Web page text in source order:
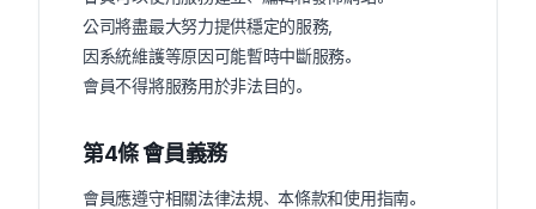
公司將盡最大努力提供穩定的服務，
因系統維護等原因可能暫時中斷服務。
會員不得將服務用於非法目的。
第4條 會員義務
會員應遵守相關法律法規、本條款和使用指南。